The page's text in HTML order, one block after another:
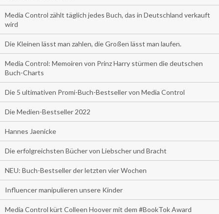
Media Control zählt täglich jedes Buch, das in Deutschland verkauft
wird
Die Kleinen lässt man zahlen, die Großen lässt man laufen.
Media Control: Memoiren von Prinz Harry stürmen die deutschen
Buch-Charts
Die 5 ultimativen Promi-Buch-Bestseller von Media Control
Die Medien-Bestseller 2022
Hannes Jaenicke
Die erfolgreichsten Bücher von Liebscher und Bracht
NEU: Buch-Bestseller der letzten vier Wochen
Influencer manipulieren unsere Kinder
Media Control kürt Colleen Hoover mit dem #BookTok Award